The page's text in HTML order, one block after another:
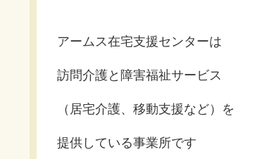
アームス在宅支援センターは
訪問介護と障害福祉サービス
（居宅介護、移動支援など）を
提供している事業所です